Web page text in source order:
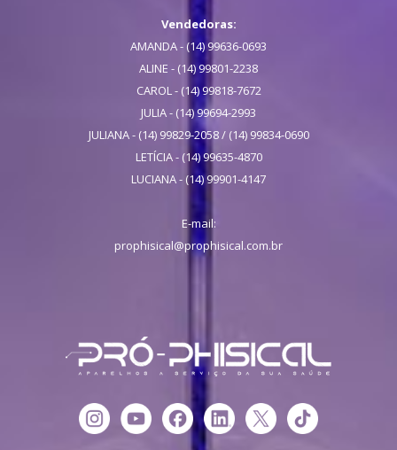
Vendedoras:
AMANDA - (14) 99636-0693
ALINE - (14) 99801-2238
CAROL - (14) 99818-7672
JULIA - (14) 99694-2993
JULIANA - (14) 99829-2058 / (14) 99834-0690
LETÍCIA - (14) 99635-4870
LUCIANA - (14) 99901-4147
E-mail:
prophisical@prophisical.com.br